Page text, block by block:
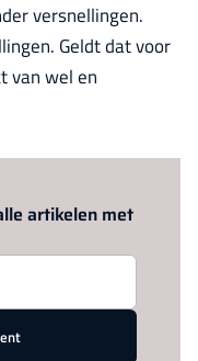
versnellingen.
Geldt dat voor
van wel en
artikelen met